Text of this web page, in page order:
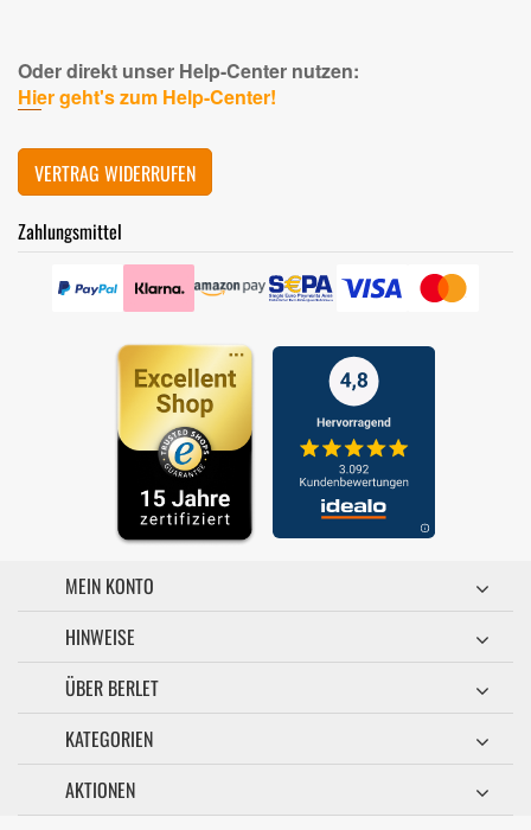
Oder direkt unser Help-Center nutzen:
Hier geht's zum Help-Center!
VERTRAG WIDERRUFEN
Zahlungsmittel
MEIN KONTO
HINWEISE
ÜBER BERLET
KATEGORIEN
AKTIONEN